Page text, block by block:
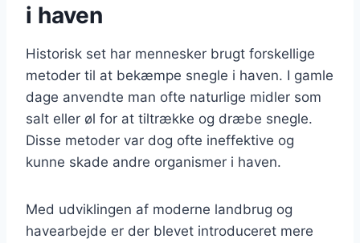
i haven
Historisk set har mennesker brugt forskellige
metoder til at bekæmpe snegle i haven. I gamle
dage anvendte man ofte naturlige midler som
salt eller øl for at tiltrække og dræbe snegle.
Disse metoder var dog ofte ineffektive og
kunne skade andre organismer i haven.
Med udviklingen af moderne landbrug og
havearbejde er der blevet introduceret mere